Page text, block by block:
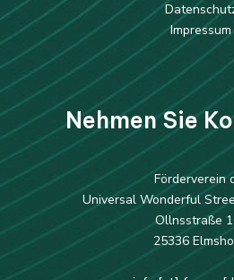
Impressum
Nehmen Sie
Förderverein
Universal Wonderful
Ollnsstraße
25336